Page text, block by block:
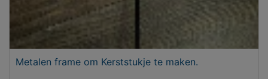
Metalen frame om Kerststukje te maken.